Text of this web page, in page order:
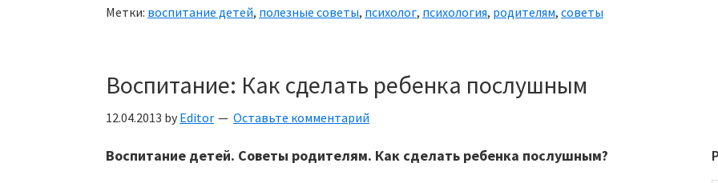
Метки: воспитание детей, полезные советы, психолог, психология, родителям, советы
Воспитание: Как сделать ребенка послушным
12.04.2013 by Editor Оставьте комментарий
Воспитание детей. Советы родителям. Как сделать ребенка послушным?